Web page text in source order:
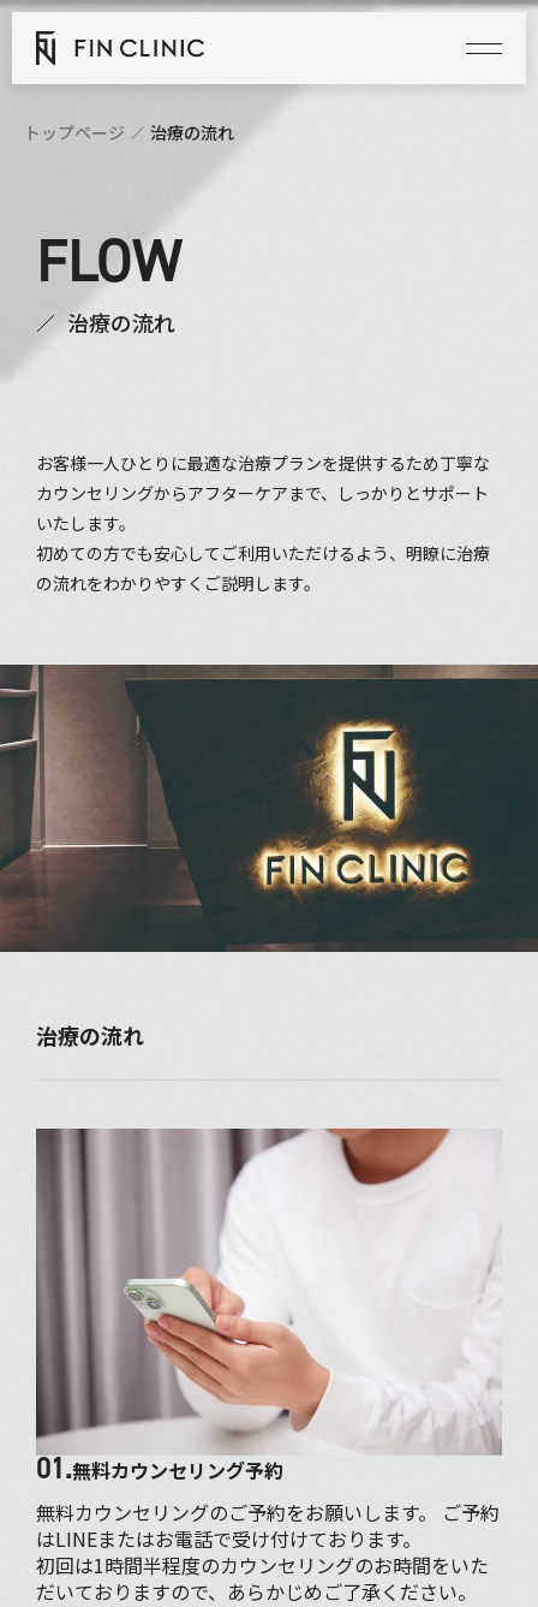
トップページ 治療の流れ
FLOW
治療の流れ
お客様一人ひとりに最適な治療プランを提供するため丁寧な
カウンセリングからアフターケアまで、しっかりとサポート
いたします。
初めての方でも安心してご利用いただけるよう、明瞭に治療
の流れをわかりやすくご説明します。
治療の流れ
01.無料カウンセリング予約
無料カウンセリングのご予約をお願いします。 ご予約
はLINEまたはお電話で受け付けております。
初回は1時間半程度のカウンセリングのお時間をいた
だいておりますので、あらかじめご了承ください。